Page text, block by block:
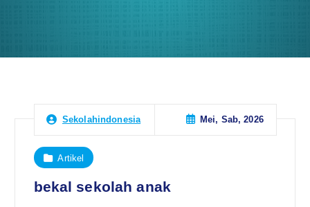
Sekolahindonesia Mei, Sab, 2026
Artikel
bekal sekolah anak